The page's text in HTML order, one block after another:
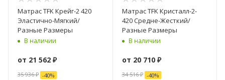
Матрас TFK Крейг-2 420
Эластично-Мягкий/
Разные Размеры
В наличии
от 21 562 ₽
35 936 ₽ -40%
Матрас TFK Кристалл-2-
420 Средне-Жесткий/
Разные Размеры
В наличии
от 20 710 ₽
34 516 ₽ -40%